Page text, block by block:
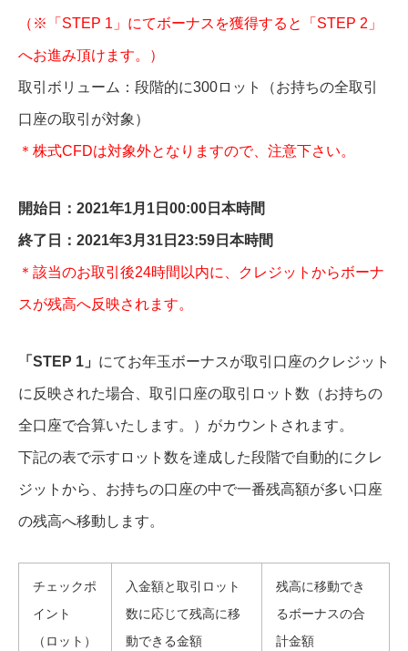
（※「STEP 1」にてボーナスを獲得すると「STEP 2」
へお進み頂けます。）
取引ボリューム：段階的に300ロット（お持ちの全取引
口座の取引が対象）
＊株式CFDは対象外となりますので、注意下さい。
開始日：2021年1月1日00:00日本時間
終了日：2021年3月31日23:59日本時間
＊該当のお取引後24時間以内に、クレジットからボーナ
スが残高へ反映されます。
「STEP 1」 にてお年玉ボーナスが取引口座のクレジット
に反映された場合、取引口座の取引ロット数（お持ちの
全口座で合算いたします。）がカウントされます。
下記の表で示すロット数を達成した段階で自動的にクレ
ジットから、お持ちの口座の中で一番残高額が多い口座
の残高へ移動します。
チェックポ
イント
（ロット）
入金額と取引ロット
数に応じて残高に移
動できる金額
残高に移動でき
るボーナスの合
計金額